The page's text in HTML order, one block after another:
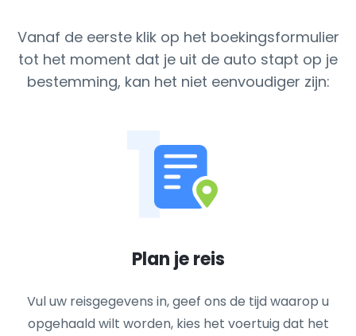
Vanaf de eerste klik op het boekingsformulier
tot het moment dat je uit de auto stapt op je
bestemming, kan het niet eenvoudiger zijn:
1
Plan je reis
Vul uw reisgegevens in, geef ons de tijd waarop u
opgehaald wilt worden, kies het voertuig dat het